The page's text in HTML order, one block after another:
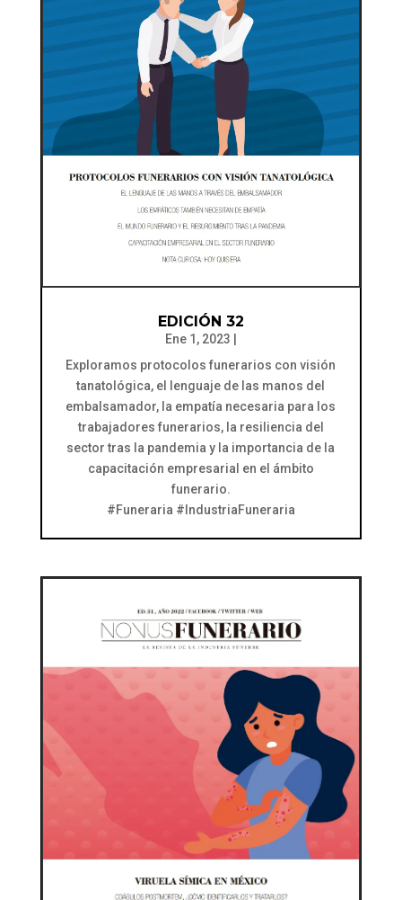
EDICIÓN 32
Ene 1, 2023
Exploramos protocolos funerarios con visión
tanatológica, el lenguaje de las manos del
embalsamador, la empatía necesaria para los
trabajadores funerarios, la resiliencia del
sector tras la pandemia y la importancia de la
capacitación empresarial en el ámbito
funerario.
#Funeraria #IndustriaFuneraria